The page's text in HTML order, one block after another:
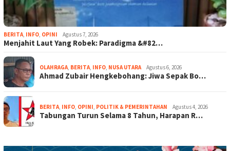
BERITA, INFO, OPINI Agustus 7, 2026
Menjahit Laut Yang Robek: Paradigma &#82…
OLAHRAGA, BERITA, INFO, NUSA UTARA Agustus 6, 2026
Ahmad Zubair Hengkebohang: Jiwa Sepak Bo…
BERITA, INFO, OPINI, POLITIK & PEMERINTAHAN Agustus 4, 2026
Tabungan Turun Selama 8 Tahun, Harapan R…